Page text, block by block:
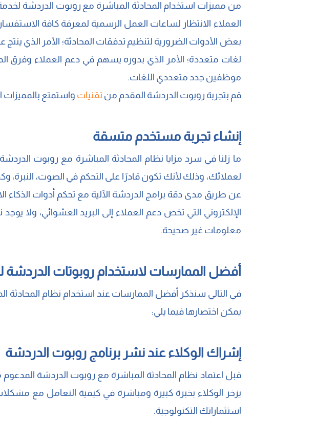
من مميزات استخدام المحادثة المباشرة مع روبوت الدردشة
العملاء الانتظار لساعات العمل الرسمية لمعرفة كافة
بعض الأدوات الضرورية لتنظيم تدفقات المحادثة؛ الأمر الذي
لغات متعددة؛ الأمر الذي بدوره يسهم في دعم العملاء وفرق
موظفين جدد متعددي اللغات.
قم بتجربة روبوت الدردشة المقدم من تقنيات واستمتع بالمميزات
إنشاء تجربة مستخدم متسقة
ما زلنا في سرد مزايا نظام المحادثة المباشرة مع روبوت
لعملائك، وذلك لأنك تكون قادرًا على التحكم في الصوت،
عن طريق مدى دقة برامج الدردشة الآلية مع تحكم أدوات الذكاء
الإلكتروني التي تخص دعم العملاء إلى البريد العشوائي، ولا
معلومات غير صحيحة.
أفضل الممارسات لاستخدام روبوتات الدردشة
في التالي سنذكر أفضل الممارسات عند استخدام نظام المحادثة
يمكن اختصارها فيما يلي:
إشراك الوكلاء عند نشر برنامج روبوت الدردشة
قبل اعتماد نظام المحادثة المباشرة مع روبوت الدردشة
يزخر الوكلاء بخبرة كبيرة ومباشرة في كيفية التعامل مع
استثماراتك التكنولوجية.